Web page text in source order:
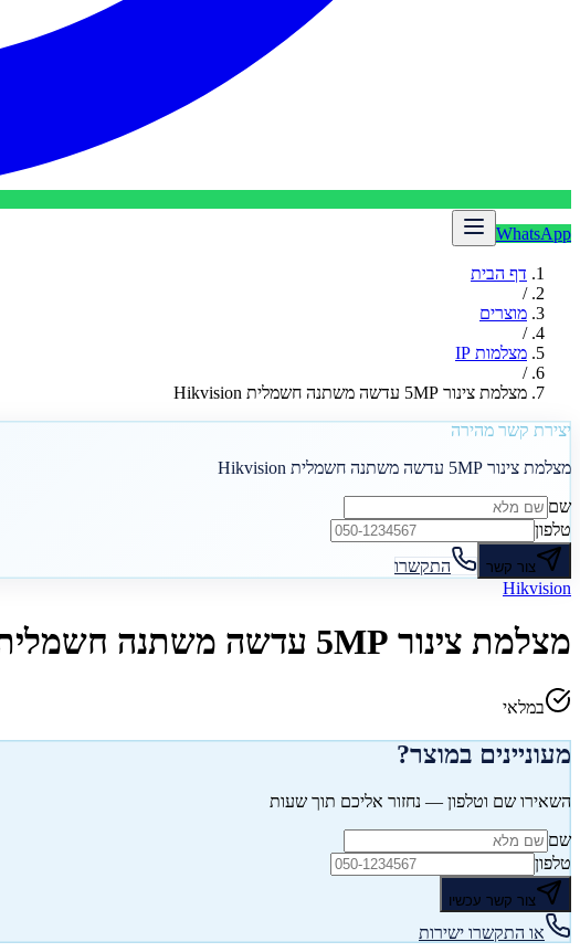
WhatsApp
דף הבית
/
מוצרים
/
מצלמות IP
/
מצלמת צינור 5MP עדשה משתנה חשמלית Hikvision
יצירת קשר מהירה
מצלמת צינור 5MP עדשה משתנה חשמלית Hikvision
שם
טלפון
צור קשר
התקשרו
Hikvision
מצלמת צינור 5MP עדשה משתנה חשמלית Hikvision
במלאי
מעוניינים במוצר?
השאירו שם וטלפון — נחזור אליכם תוך שעות
שם
טלפון
צור קשר עכשיו
או התקשרו ישירות